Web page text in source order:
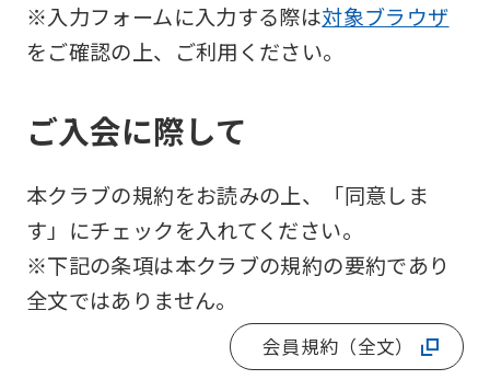
※入力フォームに入力する際は対象ブラウザ
をご確認の上、ご利用ください。
ご入会に際して
本クラブの規約をお読みの上、「同意しま
す」にチェックを入れてください。
※下記の条項は本クラブの規約の要約であり
全文ではありません。
会員規約（全文）